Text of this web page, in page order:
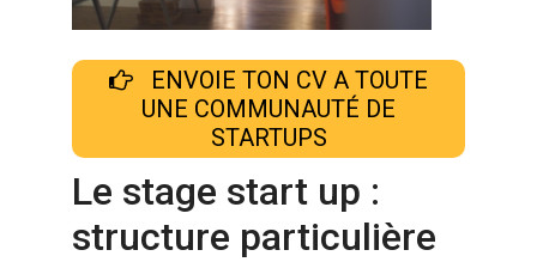
ENVOIE TON CV A TOUTE
UNE COMMUNAUTÉ DE
STARTUPS
Le stage start up :
structure particulière